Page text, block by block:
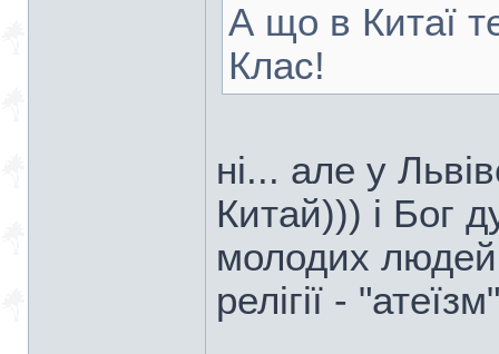
А що в Китаї
Клас!
ні... але у
Китай))) і Бог
молодих
релігії - "атеїзм"